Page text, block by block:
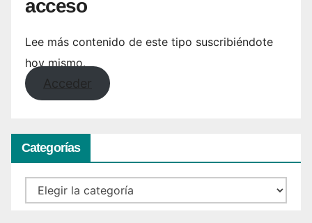
acceso
Lee más contenido de este tipo suscribiéndote
hoy mismo.
Acceder
Categorías
Categorías